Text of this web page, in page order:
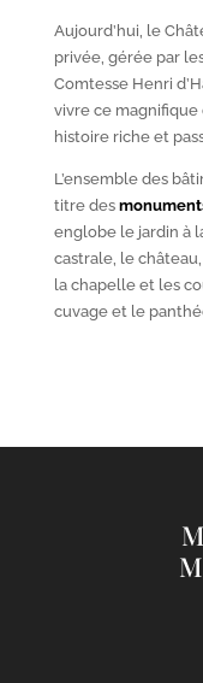
Aujourd’hui, le
privée, gérée par
Comtesse Henri
vivre ce magnifique
histoire riche et
L’ensemble des
titre des
englobe le jardin à
castrale, le
la chapelle et les
cuvage et le